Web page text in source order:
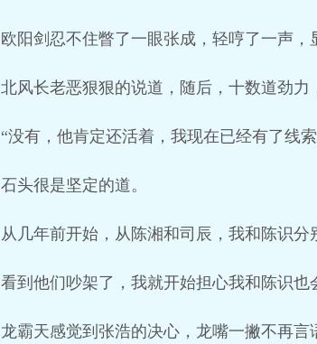
欧阳剑忍不住瞥了一眼张成，轻哼了一声，
北风长老恶狠狠的说道，随后，十数道劲力
“没有，他肯定还活着，我现在已经有了线
石头很是坚定的道。
从几年前开始，从陈湘和司辰，我和陈识分
看到他们吵架了，我就开始担心我和陈识也
龙霸天感觉到张浩的决心，龙嘴一撇不再